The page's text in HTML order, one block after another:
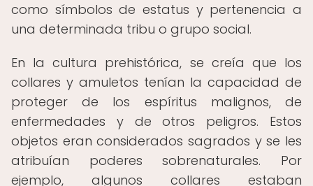
como símbolos de estatus y pertenencia a
una determinada tribu o grupo social.
En la cultura prehistórica, se creía que los
collares y amuletos tenían la capacidad de
proteger de los espíritus malignos, de
enfermedades y de otros peligros. Estos
objetos eran considerados sagrados y se les
atribuían poderes sobrenaturales. Por
ejemplo, algunos collares estaban